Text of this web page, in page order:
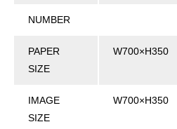
NUMBER
PAPER
SIZE
W700×H350
IMAGE
SIZE
W700×H350